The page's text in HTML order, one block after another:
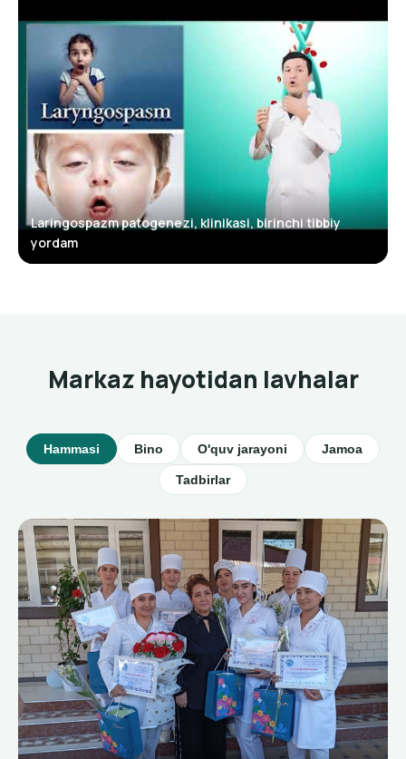
Laringospazm patogenezi, klinikasi, birinchi tibbiy
yordam
Markaz hayotidan lavhalar
Hammasi Bino O'quv jarayoni Jamoa
Tadbirlar